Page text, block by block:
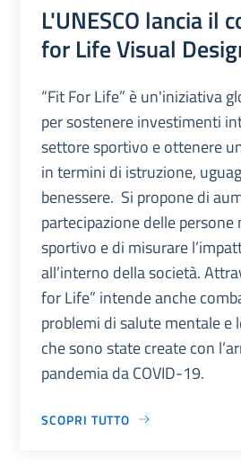
L'UNESCO lancia il
for Life Visual
“Fit For Life” è un'iniziativa
per sostenere investimenti
settore sportivo e ottenere
in termini di istruzione,
benessere. Si propone di
partecipazione delle
sportivo e di misurare
all’interno della società.
for Life” intende anche
problemi di salute mentale e
che sono state create con
pandemia da COVID-19.
SCOPRI TUTTO